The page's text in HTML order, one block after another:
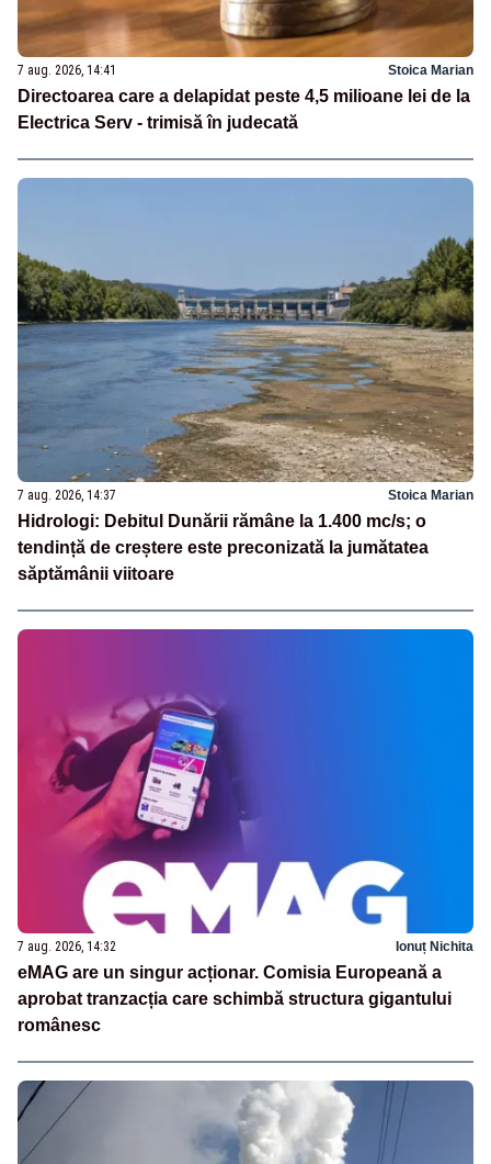
7 aug. 2026, 14:41 Stoica Marian
Directoarea care a delapidat peste 4,5 milioane lei de la
Electrica Serv - trimisă în judecată
7 aug. 2026, 14:37 Stoica Marian
Hidrologi: Debitul Dunării rămâne la 1.400 mc/s; o
tendință de creștere este preconizată la jumătatea
săptămânii viitoare
7 aug. 2026, 14:32 Ionuț Nichita
eMAG are un singur acționar. Comisia Europeană a
aprobat tranzacția care schimbă structura gigantului
românesc